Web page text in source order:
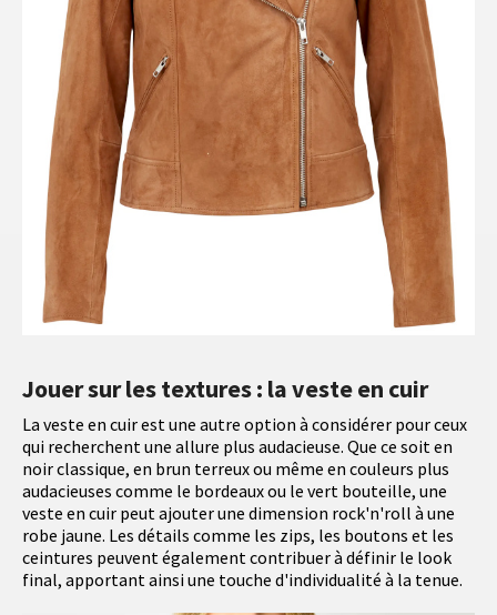
Jouer sur les textures : la veste en cuir
La veste en cuir est une autre option à considérer pour ceux
qui recherchent une allure plus audacieuse. Que ce soit en
noir classique, en brun terreux ou même en couleurs plus
audacieuses comme le bordeaux ou le vert bouteille, une
veste en cuir peut ajouter une dimension rock'n'roll à une
robe jaune. Les détails comme les zips, les boutons et les
ceintures peuvent également contribuer à définir le look
final, apportant ainsi une touche d'individualité à la tenue.